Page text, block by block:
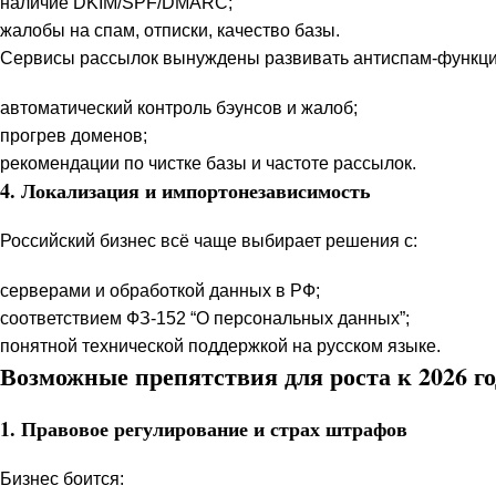
жалобы на спам, отписки, качество базы.
Сервисы рассылок вынуждены развивать антиспам-
автоматический контроль бэунсов и жалоб;
прогрев доменов;
рекомендации по чистке базы и частоте рассылок.
4. Локализация и импортонезависимость
Российский бизнес всё чаще выбирает решения с:
серверами и обработкой данных в РФ;
соответствием ФЗ-152 “О персональных данных”;
понятной технической поддержкой на русском языке.
Возможные препятствия для роста к 2026
1. Правовое регулирование и страх штрафов
Бизнес боится: